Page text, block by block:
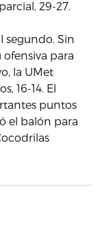
29-27.
segundo. Sin
para
la UMet
16-14. El
puntos
el balón para